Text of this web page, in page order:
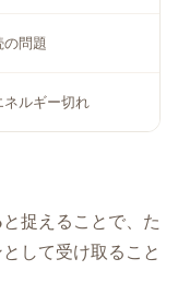
問題
ネルギー切れ
と捉えることで、た
して受け取ること